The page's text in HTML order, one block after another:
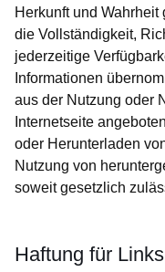
Herkunft und
die Vollständigkeit,
jederzeitige
Informationen
aus der Nutzung oder
Internetseite
oder Herunterladen
Nutzung von
soweit gesetzlich
Haftung für